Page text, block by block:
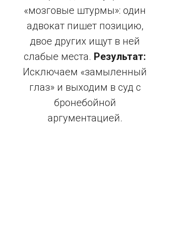
«мозговые штурмы»: один
адвокат пишет позицию,
двое других ищут в ней
слабые места. Результат:
Исключаем «замыленный
глаз» и выходим в суд с
бронебойной
аргументацией.